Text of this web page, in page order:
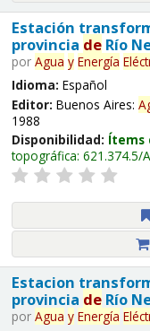
Estación
provincia deRío
por Agua y Energía
Idioma: Español
Editor: Buenos Aires:
1988
Disponibilidad: Ítems
topográfica: 621.374.5/
Estacion
provincia deRío
por Agua y Energía